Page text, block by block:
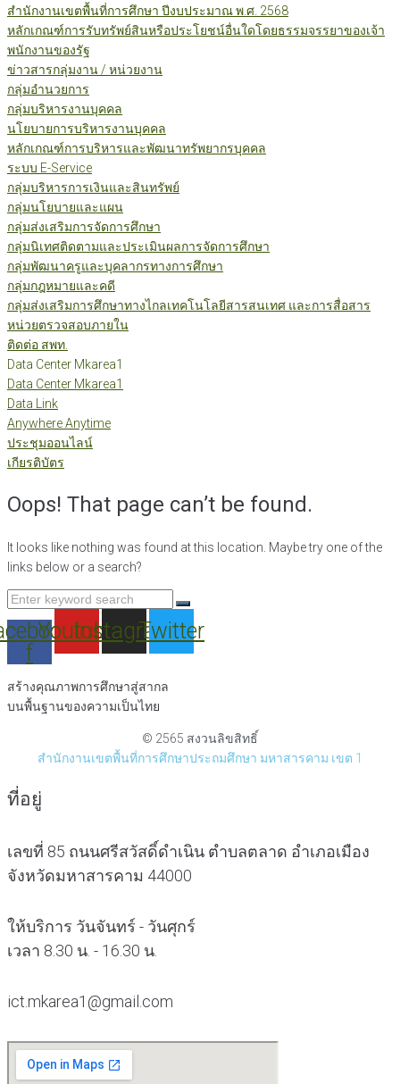
สำนักงานเขตพื้นที่การศึกษา ปีงบประมาณ พ.ศ. 2568
หลักเกณฑ์การรับทรัพย์สินหรือประโยชน์อื่นใดโดยธรรมจรรยาของเจ้า
พนักงานของรัฐ
ข่าวสารกลุ่มงาน / หน่วยงาน
กลุ่มอำนวยการ
กลุ่มบริหารงานบุคคล
นโยบายการบริหารงานบุคคล
หลักเกณฑ์การบริหารและพัฒนาทรัพยากรบุคคล
ระบบ E-Service
กลุ่มบริหารการเงินและสินทรัพย์
กลุ่มนโยบายและแผน
กลุ่มส่งเสริมการจัดการศึกษา
กลุ่มนิเทศติดตามและประเมินผลการจัดการศึกษา
กลุ่มพัฒนาครูและบุคลากรทางการศึกษา
กลุ่มกฎหมายและคดี
กลุ่มส่งเสริมการศึกษาทางไกลเทคโนโลยีสารสนเทศ และการสื่อสาร
หน่วยตรวจสอบภายใน
ติดต่อ สพท.
Data Center Mkarea1
Data Center Mkarea1
Data Link
Anywhere Anytime
ประชุมออนไลน์
เกียรติบัตร
Oops! That page can’t be found.
It looks like nothing was found at this location. Maybe try one of the
links below or a search?
Search
for:
f
Youtube
Instagram
Twitter
สร้างคุณภาพการศึกษาสู่สากล
บนพื้นฐานของความเป็นไทย
© 2565 สงวนลิขสิทธิ์
สำนักงานเขตพื้นที่การศึกษาประถมศึกษา มหาสารคาม เขต 1
ที่อยู่
เลขที่ 85 ถนนศรีสวัสดิ์ดำเนิน ตำบลตลาด อำเภอเมือง
จังหวัดมหาสารคาม 44000
ให้บริการ วันจันทร์ - วันศุกร์
เวลา 8.30 น. - 16.30 น.
ict.mkarea1@gmail.com